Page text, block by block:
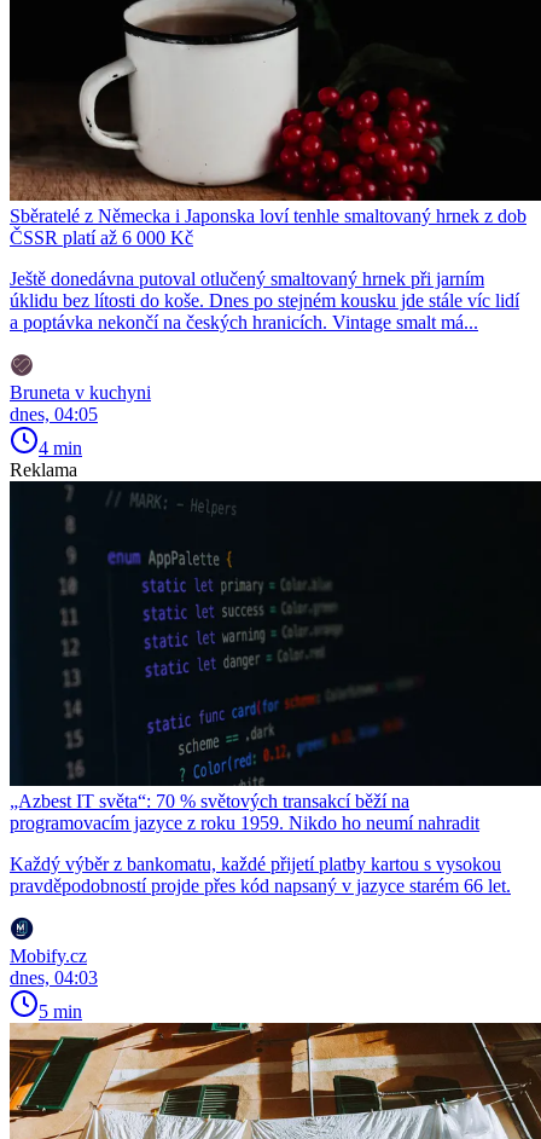
Sběratelé z Německa i Japonska loví tenhle smaltovaný hrnek z dob
ČSSR platí až 6 000 Kč
Ještě donedávna putoval otlučený smaltovaný hrnek při jarním
úklidu bez lítosti do koše. Dnes po stejném kousku jde stále víc lidí
a poptávka nekončí na českých hranicích. Vintage smalt má...
Bruneta v kuchyni
dnes, 04:05
4 min
Reklama
„Azbest IT světa“: 70 % světových transakcí běží na
programovacím jazyce z roku 1959. Nikdo ho neumí nahradit
Každý výběr z bankomatu, každé přijetí platby kartou s vysokou
pravděpodobností projde přes kód napsaný v jazyce starém 66 let.
Mobify.cz
dnes, 04:03
5 min